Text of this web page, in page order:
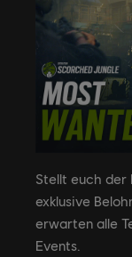
Stellt euch der
exklusive
erwarten alle
Events.